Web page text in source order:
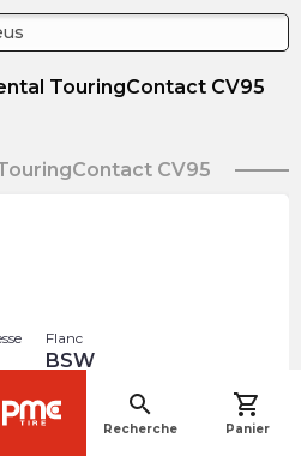
search
Recherche
shopping_cart
Panier
TouringContact CV95
CV95
Flanc
BSW
navigate_before